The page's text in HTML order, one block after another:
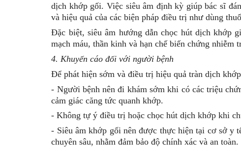
dịch khớp gối. Việc siêu âm định kỳ giúp bác sĩ
và hiệu quả của các biện pháp điều trị như dùng
Đặc biệt, siêu âm hướng dẫn chọc hút dịch khớp
mạch máu, thần kinh và hạn chế biến chứng nhiễm
4. Khuyến cáo đối với người bệnh
Để phát hiện sớm và điều trị hiệu quả tràn dịch
- Người bệnh nênđi khám sớm khi có các triệu
cảm giác căng tức quanh khớp.
- Không tự ý điều trị hoặc chọc hút dịch khớp khi
- Siêu âm khớp gối nên được thực hiện tại cơ sở y
chuyên sâu, nhằm đảm bảo độ chính xác và an toàn.